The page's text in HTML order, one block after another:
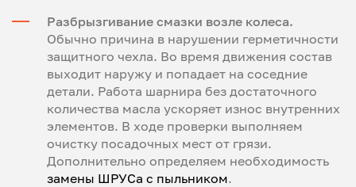
Разбрызгивание смазки возле колеса.
Обычно причина в нарушении герметичности
защитного чехла. Во время движения состав
выходит наружу и попадает на соседние
детали. Работа шарнира без достаточного
количества масла ускоряет износ внутренних
элементов. В ходе проверки выполняем
очистку посадочных мест от грязи.
Дополнительно определяем необходимость
замены ШРУСа с пыльником.